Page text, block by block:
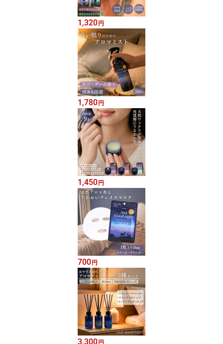
1,320円
1,780円
1,450円
700円
3,300円